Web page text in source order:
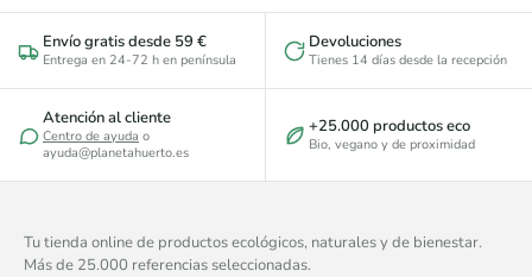
Envío gratis desde 59 €
Entrega en 24-72 h en península
Devoluciones
Tienes 14 días desde la recepción
Atención al cliente
Centro de ayuda o
ayuda@planetahuerto.es
+25.000 productos eco
Bio, vegano y de proximidad
Tu tienda online de productos ecológicos, naturales y de bienestar.
Más de 25.000 referencias seleccionadas.